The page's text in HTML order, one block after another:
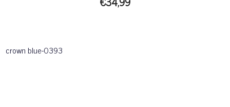
crown blue-0393